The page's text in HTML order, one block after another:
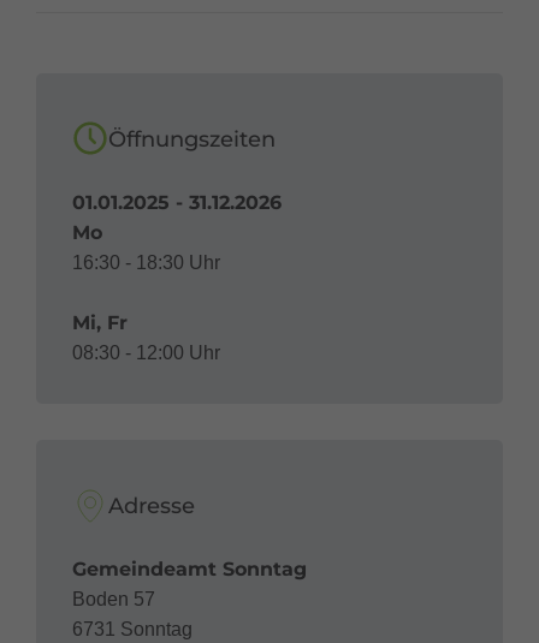
Öffnungszeiten
01.01.2025 - 31.12.2026
Mo
16:30 - 18:30 Uhr
Mi, Fr
08:30 - 12:00 Uhr
Adresse
Gemeindeamt Sonntag
Boden 57
6731 Sonntag